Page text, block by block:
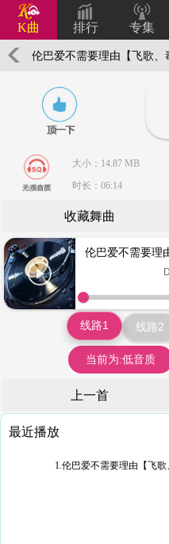
K曲 排行 专集
伦巴爱不需要理由【飞歌、
大小：14.87 MB
时长：06:14
收藏舞曲
伦巴爱不需要理
线路1 线路2
当前为:低音质
上一首
最近播放
1.伦巴爱不需要理由【飞